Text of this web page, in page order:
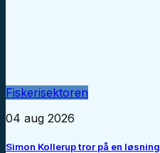
Fiskerisektoren
04 aug 2026
Simon Kollerup tror på en